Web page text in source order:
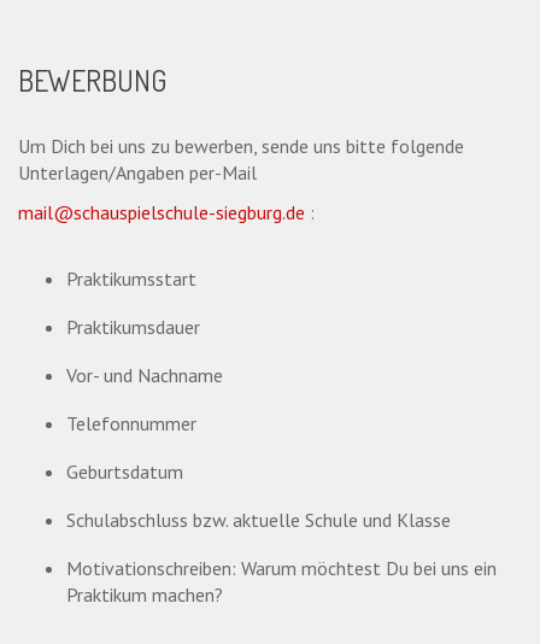
BEWERBUNG
Um Dich bei uns zu bewerben, sende uns bitte folgende
Unterlagen/Angaben per-Mail
mail@schauspielschule-siegburg.de :
Praktikumsstart
Praktikumsdauer
Vor- und Nachname
Telefonnummer
Geburtsdatum
Schulabschluss bzw. aktuelle Schule und Klasse
Motivationschreiben: Warum möchtest Du bei uns ein
Praktikum machen?